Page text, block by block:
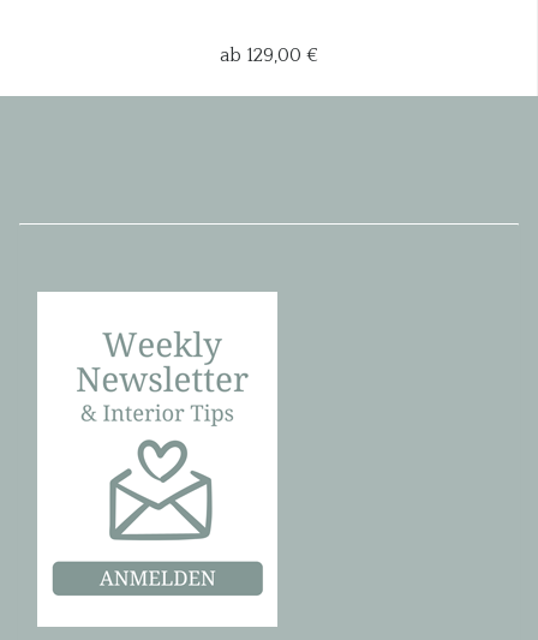
ab 129,00 €